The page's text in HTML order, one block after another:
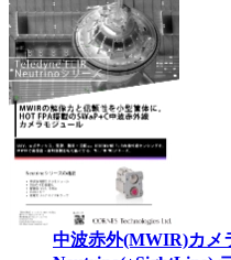
中波赤外(MWIR)カメ